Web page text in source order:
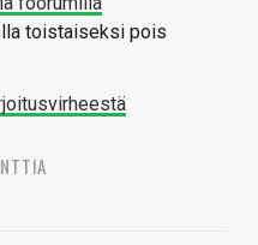
toistaiseksi pois